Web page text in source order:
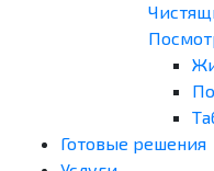
Готовые решения